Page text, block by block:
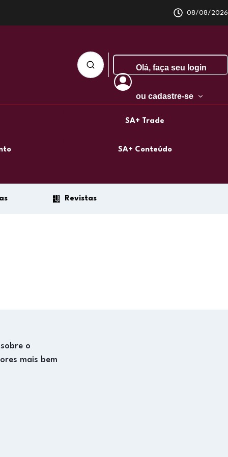
08/08/2026
Olá, faça seu login
ou cadastre-se
SA+ Trade
SA+ Conteúdo
Revistas
o
mais bem